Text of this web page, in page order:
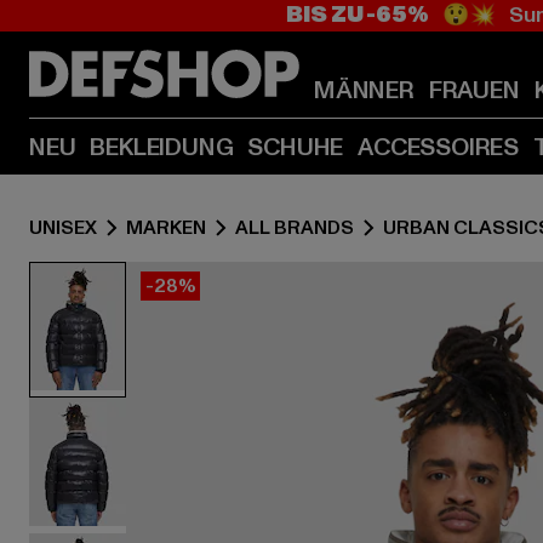
BIS ZU -65% 😲💥
MÄNNER FRAUEN
NEU BEKLEIDUNG SCHUHE ACCESSOIRES
UNISEX MARKEN ALL BRANDS URBAN
-28%